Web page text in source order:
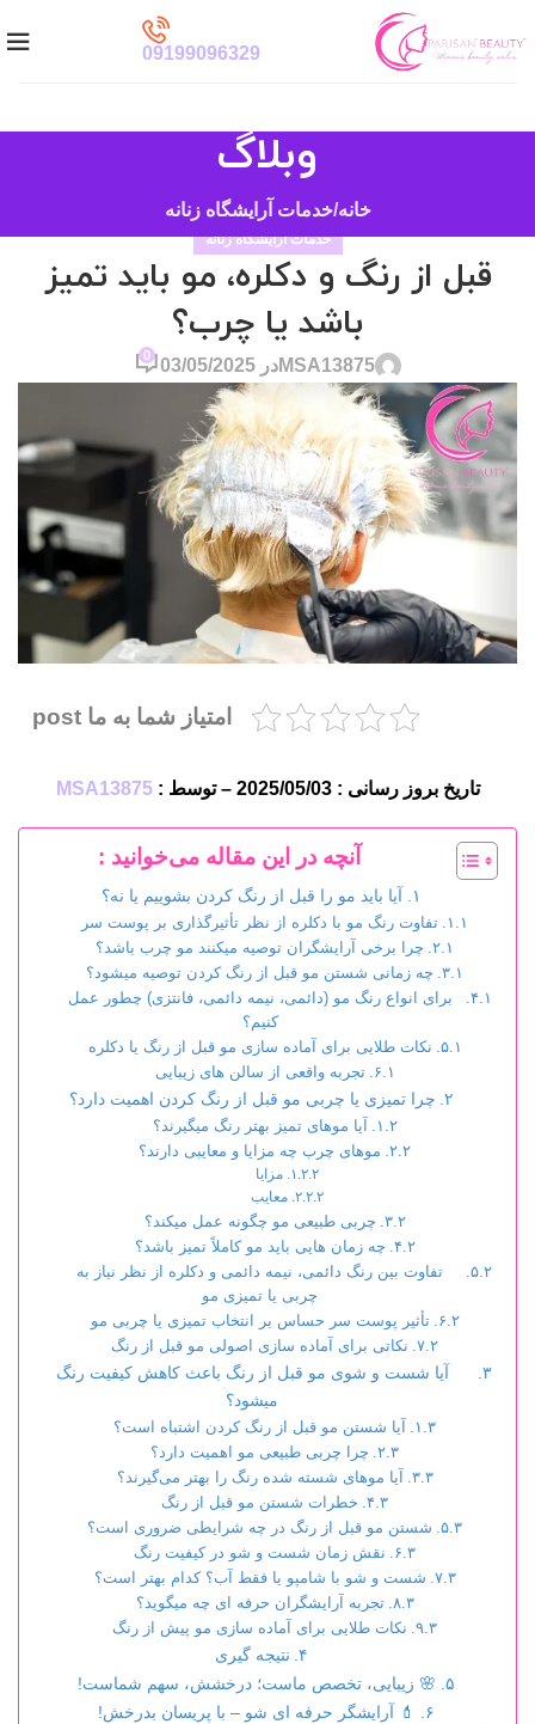
09199096329
وبلاگ
خانه خدمات آرایشگاه زنانه
خدمات آرایشگاه زنانه
قبل از رنگ و دکلره، مو باید تمیز
باشد یا چرب؟
MSA13875در 03/05/2025
0
امتیاز شما به ما post
تاریخ بروز رسانی : 2025/05/03 – توسط : MSA13875
آنچه در این مقاله می‌خوانید :
آیا باید مو را قبل از رنگ کردن بشوییم یا نه؟
تفاوت رنگ مو با دکلره از نظر تأثیرگذاری بر پوست سر
چرا برخی آرایشگران توصیه میکنند مو چرب باشد؟
چه زمانی شستن مو قبل از رنگ کردن توصیه میشود؟
برای انواع رنگ مو (دائمی، نیمه دائمی، فانتزی) چطور عمل
کنیم؟
نکات طلایی برای آماده سازی مو قبل از رنگ یا دکلره
تجربه واقعی از سالن های زیبایی
چرا تمیزی یا چربی مو قبل از رنگ کردن اهمیت دارد؟
آیا موهای تمیز بهتر رنگ میگیرند؟
موهای چرب چه مزایا و معایبی دارند؟
مزایا
معایب
چربی طبیعی مو چگونه عمل میکند؟
چه زمان هایی باید مو کاملاً تمیز باشد؟
تفاوت بین رنگ دائمی، نیمه دائمی و دکلره از نظر نیاز به
چربی یا تمیزی مو
تأثیر پوست سر حساس بر انتخاب تمیزی یا چربی مو
نکاتی برای آماده سازی اصولی مو قبل از رنگ
آیا شست و شوی مو قبل از رنگ باعث کاهش کیفیت رنگ
میشود؟
آیا شستن مو قبل از رنگ کردن اشتباه است؟
چرا چربی طبیعی مو اهمیت دارد؟
آیا موهای شسته شده رنگ را بهتر می‌گیرند؟
خطرات شستن مو قبل از رنگ
شستن مو قبل از رنگ در چه شرایطی ضروری است؟
نقش زمان شست و شو در کیفیت رنگ
شست و شو با شامپو یا فقط آب؟ کدام بهتر است؟
تجربه آرایشگران حرفه ای چه میگوید؟
نکات طلایی برای آماده سازی مو پیش از رنگ
نتیجه گیری
🌸 زیبایی، تخصص ماست؛ درخشش، سهم شماست!
💄 آرایشگر حرفه ای شو – با پریسان بدرخش!